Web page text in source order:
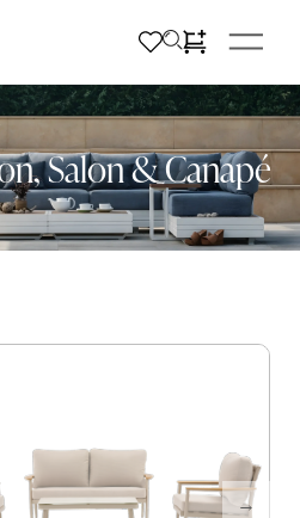
,Salon & Canapé